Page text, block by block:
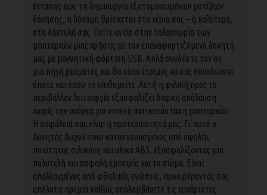
έντασης έως τη δημιουργία εξατομικευμένων μοτίβων
δόνησης, η δύναμη βρίσκεται στα χέρια σας – ή καλύτερα,
στα δάχτυλά σας. Πείτε αντίο στην ταλαιπωρία των
μπαταριών μιας χρήσης με τον επαναφορτιζόμενο δονητή
μας με μαγνητική φόρτιση USB. Απλά συνδέστε τον σε
μια πηγή ρεύματος και θα είναι έτοιμος να σας συνοδεύσει
όποτε και όπου το επιθυμείτε. Αυτή η φιλική προς το
περιβάλλον λειτουργία εξασφαλίζει διαρκή απόλαυση
χωρίς την ανάγκη για συνεχή αντικατάσταση μπαταριών.
Η ασφάλειά σας είναι η προτεραιότητά μας. Γι' αυτό ο
Δονητής Αυγού είναι κατασκευασμένος από υψηλής
ποιότητας σιλικόνη και υλικά ABS, εξασφαλίζοντας μια
πολυτελή και ασφαλή εμπειρία για το σώμα. Είναι
απαλλαγμένος από φθαλικές ενώσεις, προσφέροντάς σας
απόλυτη ηρεμία καθώς απολαμβάνετε τις ευχάριστες